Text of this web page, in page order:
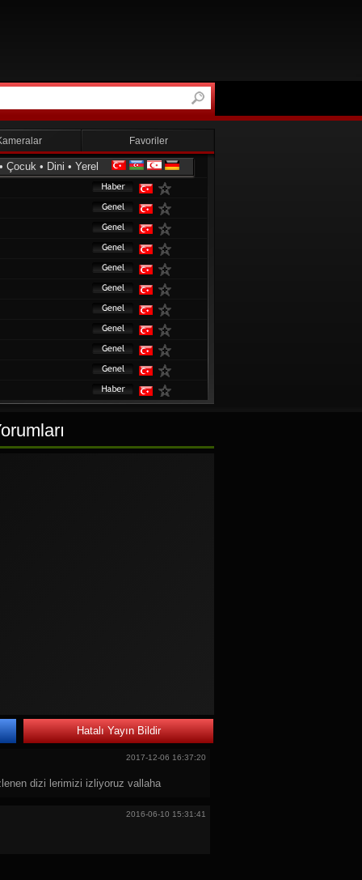
Favoriler
• Çocuk • Dini • Yerel
Hatalı Yayın Bildir
2017-12-06 16:37:20
dizi lerimizi izliyoruz vallaha
2016-06-10 15:31:41